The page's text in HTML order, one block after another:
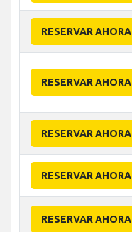
RESERVAR AHORA
RESERVAR AHORA
RESERVAR AHORA
RESERVAR AHORA
RESERVAR AHORA